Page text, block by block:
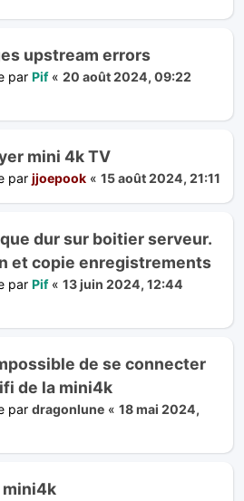
upstream errors
par Pif« 20 août 2024, 09:22
mini 4k TV
par jjoepook « 15 août 2024, 21:11
dur sur boitier serveur.
et copie enregistrements
par Pif« 13 juin 2024, 12:44
de se connecter
de la mini4k
par dragonlune « 18 mai 2024,
mini4k